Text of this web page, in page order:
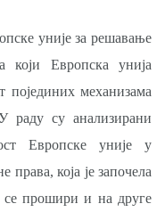
уније за решавање
који Европска унија
појединих механизама
раду су анализирани
Европске уније у
права, која је започела
прошири и на друге